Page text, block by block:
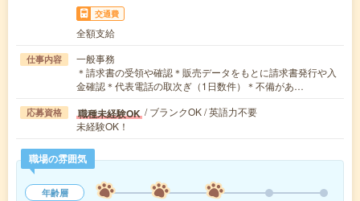
交通費
全額支給
仕事内容
一般事務
＊請求書の受領や確認＊販売データをもとに請求書発行や入
金確認＊代表電話の取次ぎ（1日数件）＊不備があ…
応募資格 職種未経験OK / ブランクOK / 英語力不要
未経験OK！
職場の雰囲気
年齢層